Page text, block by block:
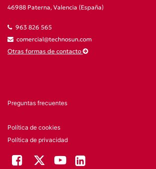
46988 Paterna, Valencia (España)
963 826 565
comercial@technosun.com
Otras formas de contacto
Preguntas frecuentes
Política de cookies
Política de privacidad